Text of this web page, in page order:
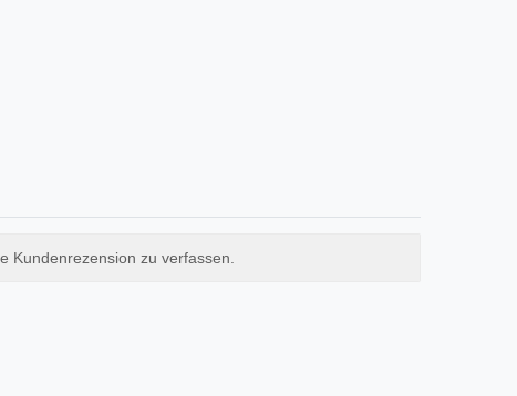
Kundenrezension zu verfassen.